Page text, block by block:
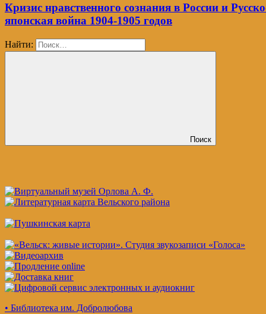
Кризис нравственного сознания в России и
японская война 1904-1905 годов
Найти:
Поиск
• Библиотека им. Добролюбова